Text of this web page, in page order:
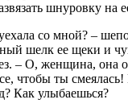
шнуровку на
со мной? –
шелк ее щеки и
– О, женщина, она
чтобы ты
Как улыбаешься?